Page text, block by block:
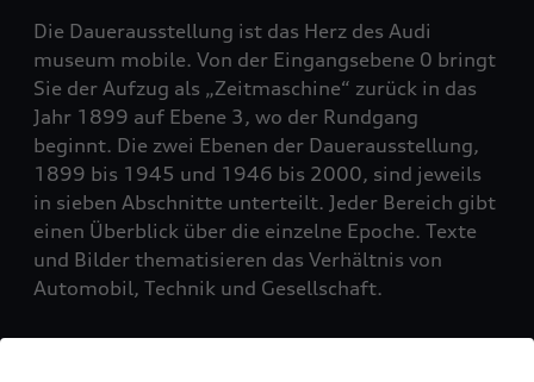
Die Dauerausstellung ist das Herz des Audi
museum mobile. Von der Eingangsebene 0 bringt
Sie der Aufzug als „Zeitmaschine“ zurück in das
Jahr 1899 auf Ebene 3, wo der Rundgang
beginnt. Die zwei Ebenen der Dauerausstellung,
1899 bis 1945 und 1946 bis 2000, sind jeweils
in sieben Abschnitte unterteilt. Jeder Bereich gibt
einen Überblick über die einzelne Epoche. Texte
und Bilder thematisieren das Verhältnis von
Automobil, Technik und Gesellschaft.